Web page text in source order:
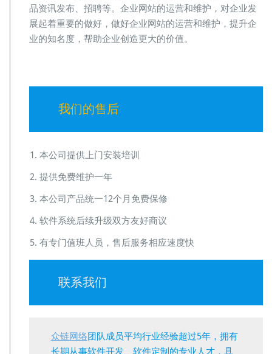
品资讯发布、招聘等。企业网站的运营和维护，对企业发
展起着重要的做好，做好企业网站的运营和维护，提升企
业的知名度，帮助企业创造更大的价值。
我们的售后
本公司提供上门安装培训
提供免费维护一年
本公司产品统一12个月免费保修
软件系统后续升级双方友好商议
有专门值班人员，售后服务相应速度快
联系我们
众链网络团队成员平均行业经验超过5年，拥有
长期从事软件开发、软件定制的专业人才，具